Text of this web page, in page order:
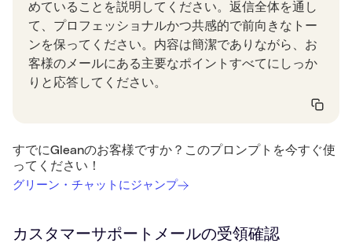
めていることを説明してください。返信全体を通し
て、プロフェッショナルかつ共感的で前向きなトー
ンを保ってください。内容は簡潔でありながら、お
客様のメールにある主要なポイントすべてにしっか
りと応答してください。
すでにGleanのお客様ですか？このプロンプトを今すぐ使
ってください！
グリーン・チャットにジャンプ
カスタマーサポートメールの受領確認